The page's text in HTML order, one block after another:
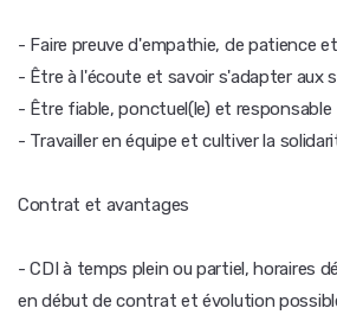
- Faire preuve d'empathie, de patience
- Être à l'écoute et savoir s'adapter aux
- Être fiable, ponctuel(le) et responsable
- Travailler en équipe et cultiver la
Contrat et avantages
- CDI à temps plein ou partiel, horaires
en début de contrat et évolution